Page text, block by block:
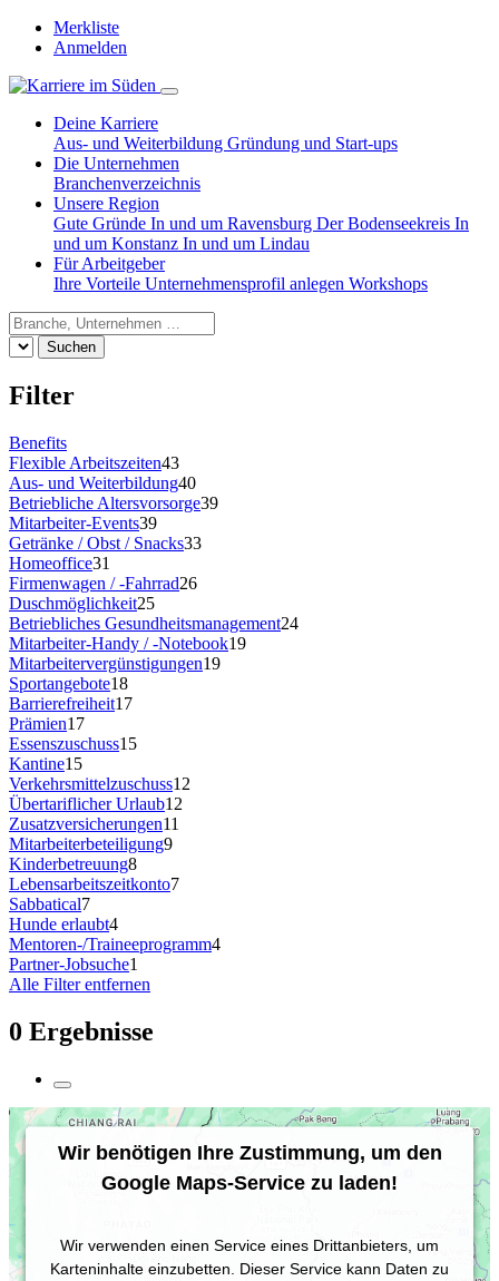
Merkliste
Anmelden
Deine Karriere
Aus- und Weiterbildung Gründung und Start-ups
Die Unternehmen
Branchenverzeichnis
Unsere Region
Gute Gründe In und um Ravensburg Der Bodenseekreis In
und um Konstanz In und um Lindau
Für Arbeitgeber
Ihre Vorteile Unternehmensprofil anlegen Workshops
Suchen
Filter
Benefits
Flexible Arbeitszeiten43
Aus- und Weiterbildung40
Betriebliche Altersvorsorge39
Mitarbeiter-Events39
Getränke / Obst / Snacks33
Homeoffice31
Firmenwagen / -Fahrrad26
Duschmöglichkeit25
Betriebliches Gesundheitsmanagement24
Mitarbeiter-Handy / -Notebook19
Mitarbeitervergünstigungen19
Sportangebote18
Barrierefreiheit17
Prämien17
Essenszuschuss15
Kantine15
Verkehrsmittelzuschuss12
Übertariflicher Urlaub12
Zusatzversicherungen11
Mitarbeiterbeteiligung9
Kinderbetreuung8
Lebensarbeitszeitkonto7
Sabbatical7
Hunde erlaubt4
Mentoren-/Traineeprogramm4
Partner-Jobsuche1
Alle Filter entfernen
0 Ergebnisse
Wir benötigen Ihre Zustimmung, um den
Google Maps-Service zu laden!
Wir verwenden einen Service eines Drittanbieters, um
Karteninhalte einzubetten. Dieser Service kann Daten zu